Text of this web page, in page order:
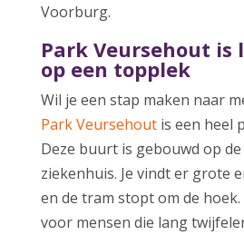
Voorburg.
Park Veursehout is
op een topplek
Wil je een stap maken naar
Park Veursehoutis een heel
Deze buurt is gebouwd op
ziekenhuis. Je vindt er grote
en de tram stopt om de
voor mensen die lang